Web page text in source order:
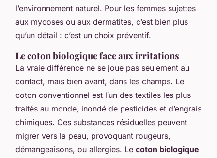
l’environnement naturel. Pour les femmes sujettes
aux mycoses ou aux dermatites, c’est bien plus
qu’un détail : c’est un choix préventif.
Le coton biologique face aux irritations
La vraie différence ne se joue pas seulement au
contact, mais bien avant, dans les champs. Le
coton conventionnel est l’un des textiles les plus
traités au monde, inondé de pesticides et d’engrais
chimiques. Ces substances résiduelles peuvent
migrer vers la peau, provoquant rougeurs,
démangeaisons, ou allergies. Le coton biologique